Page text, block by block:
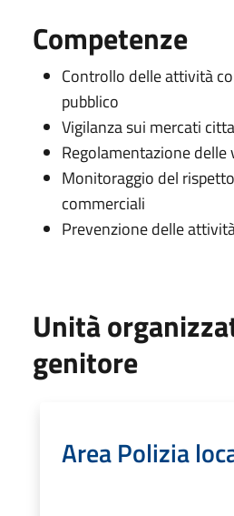
Competenze
Controllo delle attività
pubblico
Vigilanza sui mercati
Regolamentazione
Monitoraggio del
commerciali
Prevenzione delle
Unità
genitore
Area Polizia